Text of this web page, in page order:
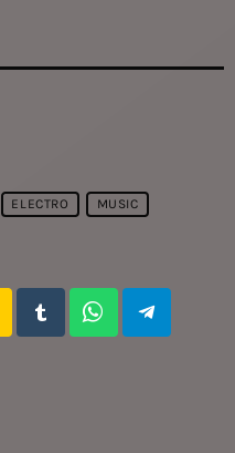
ELECTRO MUSIC